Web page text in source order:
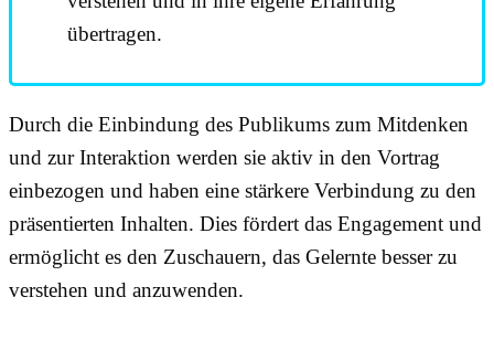
übertragen.
Durch die Einbindung des Publikums zum Mitdenken
und zur Interaktion werden sie aktiv in den Vortrag
einbezogen und haben eine stärkere Verbindung zu den
präsentierten Inhalten. Dies fördert das Engagement und
ermöglicht es den Zuschauern, das Gelernte besser zu
verstehen und anzuwenden.